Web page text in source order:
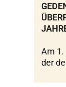
Am 1.
der